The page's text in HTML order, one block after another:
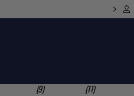
(9)
(11)